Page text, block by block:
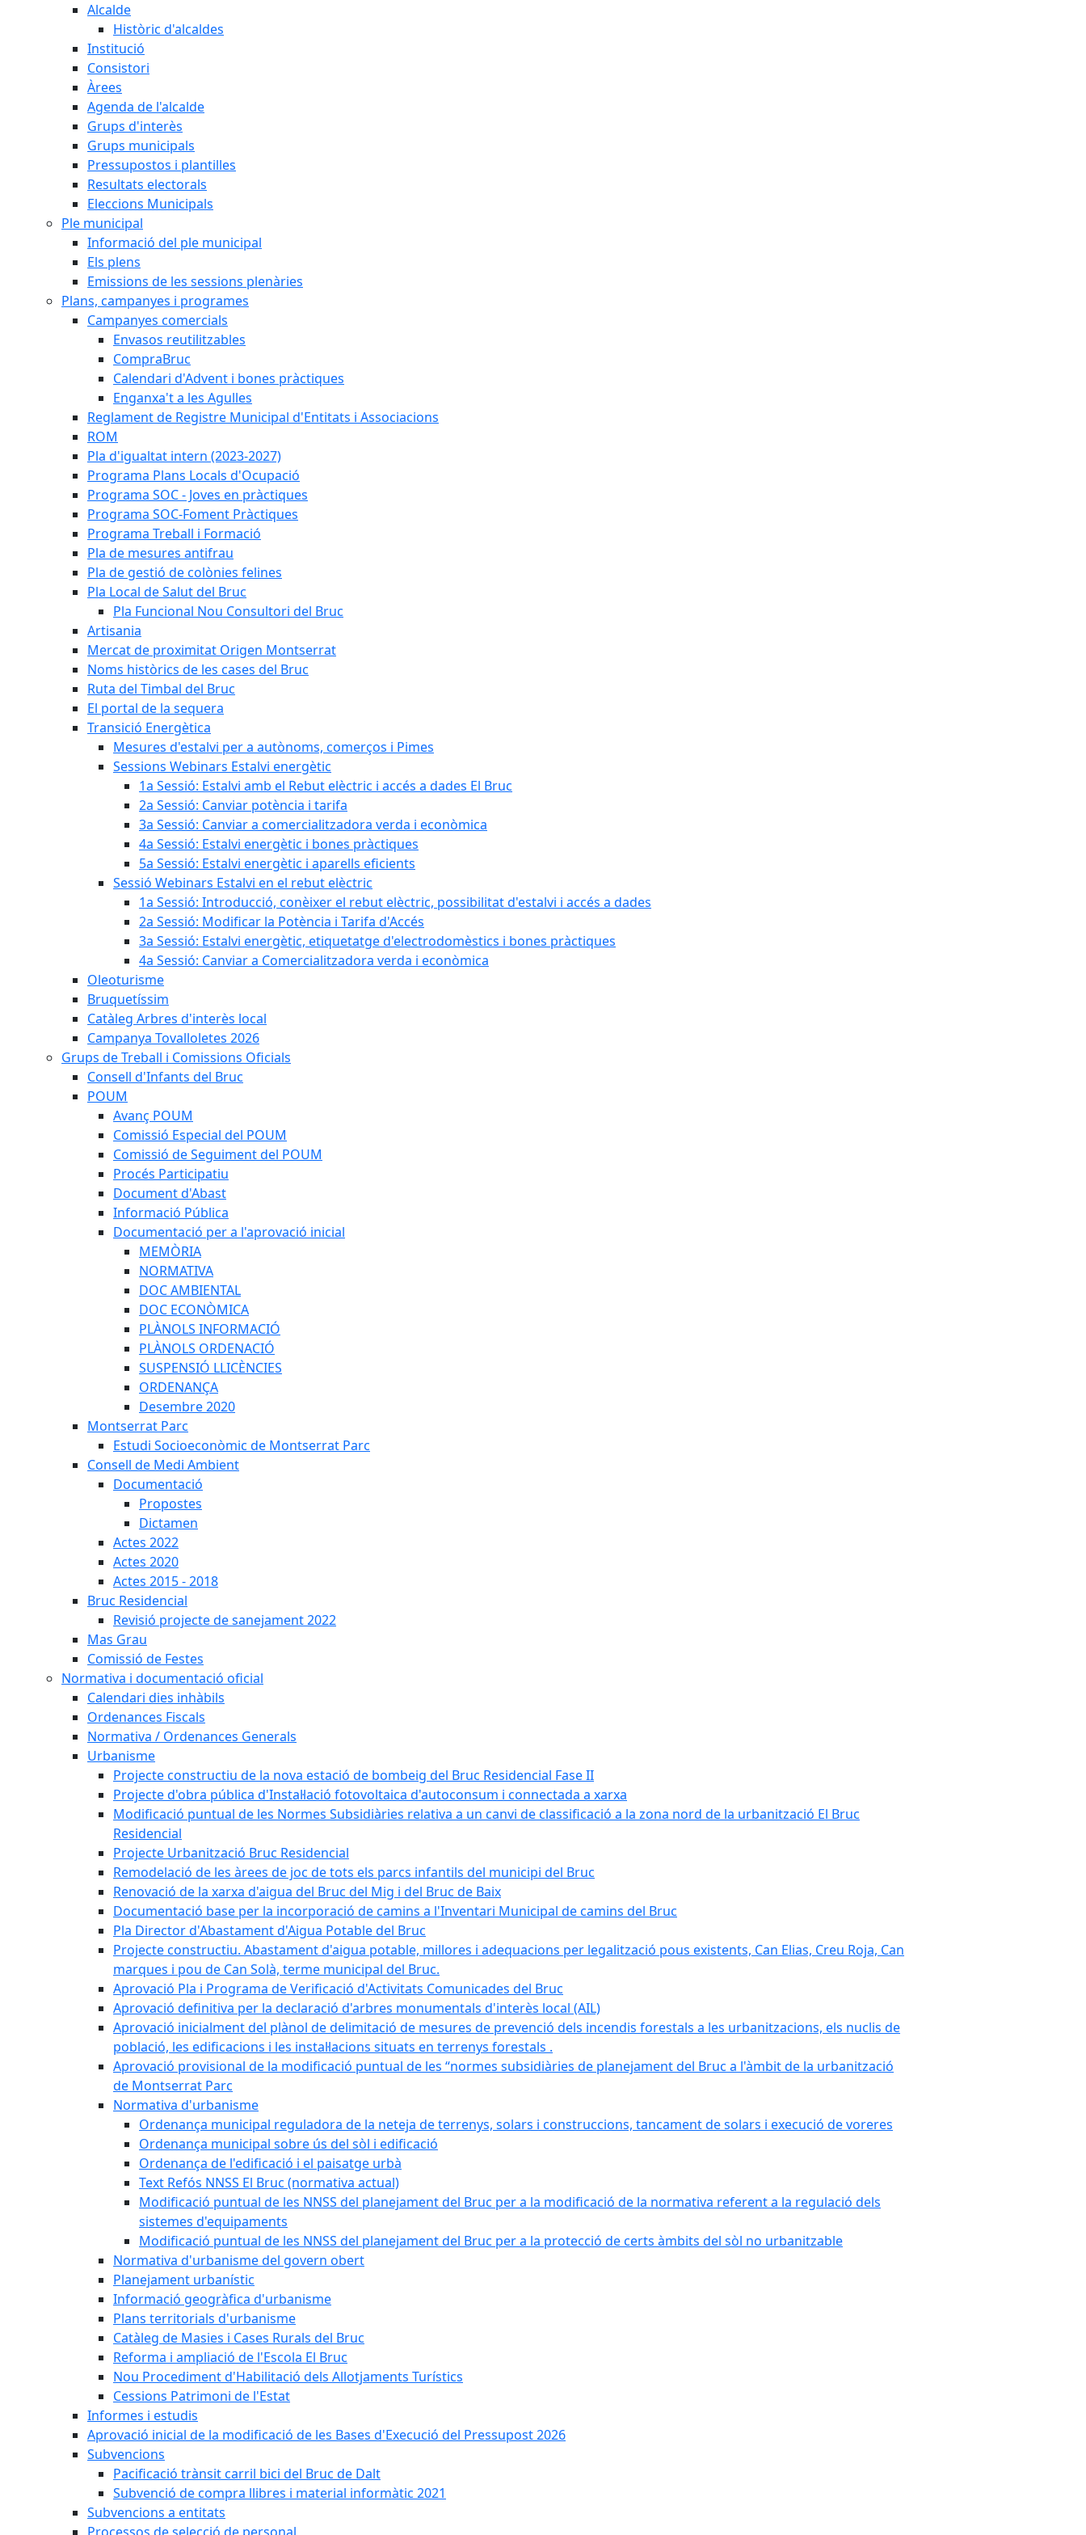
Alcalde
Històric d'alcaldes
Institució
Consistori
Àrees
Agenda de l'alcalde
Grups d'interès
Grups municipals
Pressupostos i plantilles
Resultats electorals
Eleccions Municipals
Ple municipal
Informació del ple municipal
Els plens
Emissions de les sessions plenàries
Plans, campanyes i programes
Campanyes comercials
Envasos reutilitzables
CompraBruc
Calendari d'Advent i bones pràctiques
Enganxa't a les Agulles
Reglament de Registre Municipal d'Entitats i Associacions
ROM
Pla d'igualtat intern (2023-2027)
Programa Plans Locals d'Ocupació
Programa SOC - Joves en pràctiques
Programa SOC-Foment Pràctiques
Programa Treball i Formació
Pla de mesures antifrau
Pla de gestió de colònies felines
Pla Local de Salut del Bruc
Pla Funcional Nou Consultori del Bruc
Artisania
Mercat de proximitat Origen Montserrat
Noms històrics de les cases del Bruc
Ruta del Timbal del Bruc
El portal de la sequera
Transició Energètica
Mesures d'estalvi per a autònoms, comerços i Pimes
Sessions Webinars Estalvi energètic
1a Sessió: Estalvi amb el Rebut elèctric i accés a dades El Bruc
2a Sessió: Canviar potència i tarifa
3a Sessió: Canviar a comercialitzadora verda i econòmica
4a Sessió: Estalvi energètic i bones pràctiques
5a Sessió: Estalvi energètic i aparells eficients
Sessió Webinars Estalvi en el rebut elèctric
1a Sessió: Introducció, conèixer el rebut elèctric, possibilitat d'estalvi i accés a dades
2a Sessió: Modificar la Potència i Tarifa d'Accés
3a Sessió: Estalvi energètic, etiquetatge d'electrodomèstics i bones pràctiques
4a Sessió: Canviar a Comercialitzadora verda i econòmica
Oleoturisme
Bruquetíssim
Catàleg Arbres d'interès local
Campanya Tovalloletes 2026
Grups de Treball i Comissions Oficials
Consell d'Infants del Bruc
POUM
Avanç POUM
Comissió Especial del POUM
Comissió de Seguiment del POUM
Procés Participatiu
Document d'Abast
Informació Pública
Documentació per a l'aprovació inicial
MEMÒRIA
NORMATIVA
DOC AMBIENTAL
DOC ECONÒMICA
PLÀNOLS INFORMACIÓ
PLÀNOLS ORDENACIÓ
SUSPENSIÓ LLICÈNCIES
ORDENANÇA
Desembre 2020
Montserrat Parc
Estudi Socioeconòmic de Montserrat Parc
Consell de Medi Ambient
Documentació
Propostes
Dictamen
Actes 2022
Actes 2020
Actes 2015 - 2018
Bruc Residencial
Revisió projecte de sanejament 2022
Mas Grau
Comissió de Festes
Normativa i documentació oficial
Calendari dies inhàbils
Ordenances Fiscals
Normativa / Ordenances Generals
Urbanisme
Projecte constructiu de la nova estació de bombeig del Bruc Residencial Fase II
Projecte d'obra pública d'Instal·lació fotovoltaica d'autoconsum i connectada a xarxa
Modificació puntual de les Normes Subsidiàries relativa a un canvi de classificació a la zona nord de la urbanització El Bruc
Residencial
Projecte Urbanització Bruc Residencial
Remodelació de les àrees de joc de tots els parcs infantils del municipi del Bruc
Renovació de la xarxa d'aigua del Bruc del Mig i del Bruc de Baix
Documentació base per la incorporació de camins a l'Inventari Municipal de camins del Bruc
Pla Director d'Abastament d'Aigua Potable del Bruc
Projecte constructiu. Abastament d'aigua potable, millores i adequacions per legalització pous existents, Can Elias, Creu Roja, Can
marques i pou de Can Solà, terme municipal del Bruc.
Aprovació Pla i Programa de Verificació d'Activitats Comunicades del Bruc
Aprovació definitiva per la declaració d'arbres monumentals d'interès local (AIL)
Aprovació inicialment del plànol de delimitació de mesures de prevenció dels incendis forestals a les urbanitzacions, els nuclis de
població, les edificacions i les instal·lacions situats en terrenys forestals .
Aprovació provisional de la modificació puntual de les “normes subsidiàries de planejament del Bruc a l'àmbit de la urbanització
de Montserrat Parc
Normativa d'urbanisme
Ordenança municipal reguladora de la neteja de terrenys, solars i construccions, tancament de solars i execució de voreres
Ordenança municipal sobre ús del sòl i edificació
Ordenança de l'edificació i el paisatge urbà
Text Refós NNSS El Bruc (normativa actual)
Modificació puntual de les NNSS del planejament del Bruc per a la modificació de la normativa referent a la regulació dels
sistemes d'equipaments
Modificació puntual de les NNSS del planejament del Bruc per a la protecció de certs àmbits del sòl no urbanitzable
Normativa d'urbanisme del govern obert
Planejament urbanístic
Informació geogràfica d'urbanisme
Plans territorials d'urbanisme
Catàleg de Masies i Cases Rurals del Bruc
Reforma i ampliació de l'Escola El Bruc
Nou Procediment d'Habilitació dels Allotjaments Turístics
Cessions Patrimoni de l'Estat
Informes i estudis
Aprovació inicial de la modificació de les Bases d'Execució del Pressupost 2026
Subvencions
Pacificació trànsit carril bici del Bruc de Dalt
Subvenció de compra llibres i material informàtic 2021
Subvencions a entitats